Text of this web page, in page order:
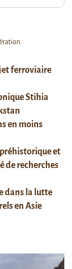
ferroviaire
Stihia
en moins
et
de recherches
dans la lutte
en Asie